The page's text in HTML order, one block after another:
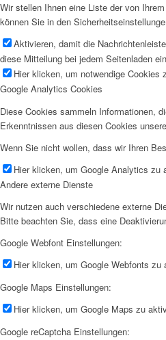
Wir stellen Ihnen eine Liste der von
können Sie in den
Aktivieren, damit die
diese Mitteilung bei jedem Seitenladen
Hier klicken, um notwendige Cookies
Google Analytics Cookies
Diese Cookies sammeln Informationen,
Erkenntnissen aus diesen Cookies
Wenn Sie nicht wollen, dass wir Ihren
Hier klicken, um Google Analytics zu
Andere externe Dienste
Wir nutzen auch verschiedene externe
Bitte beachten Sie, dass eine
Google Webfont Einstellungen:
Hier klicken, um Google Webfonts zu
Google Maps Einstellungen:
Hier klicken, um Google Maps zu
Google reCaptcha Einstellungen: